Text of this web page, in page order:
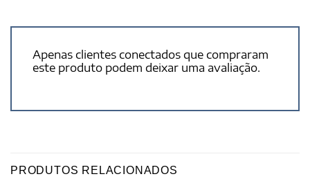
Apenas clientes conectados que compraram
este produto podem deixar uma avaliação.
PRODUTOS RELACIONADOS